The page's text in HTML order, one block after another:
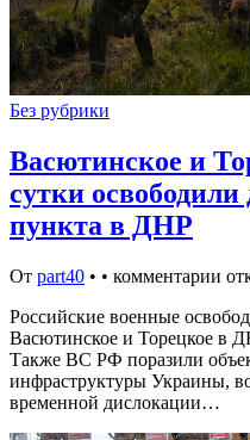
Без рубрики
Васютинское и
сутки
пункта в ДНР
От part40 • • комментарии
Российские военные
Васютинское и Торецкое в
Также ВС РФ поразили
инфраструктуры Украины,
временной дислокации…